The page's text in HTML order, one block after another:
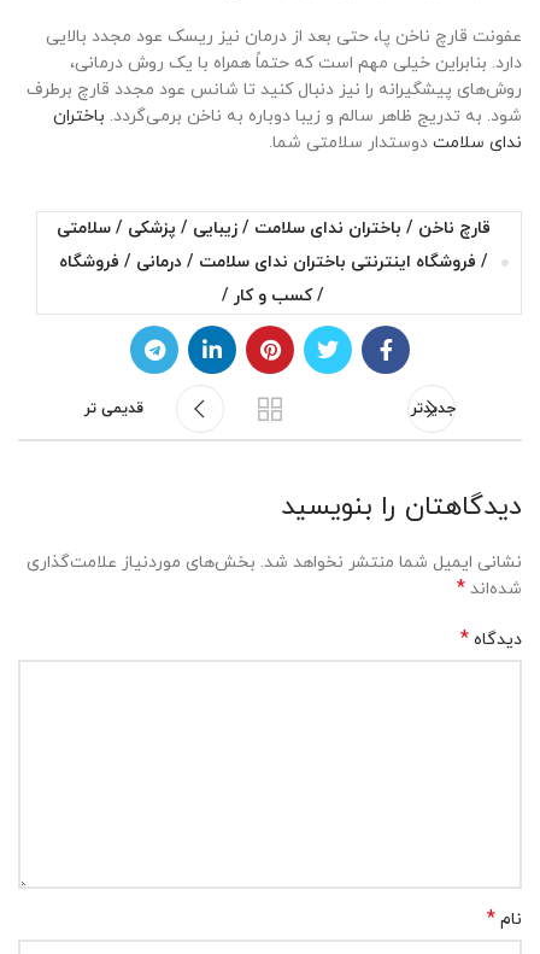
عفونت قارچ ناخن پا، حتی بعد از درمان نیز ریسک عود مجدد بالایی
دارد. بنابراین خیلی مهم‌ است که حتماً همراه با یک روش درمانی،
روش‌های پیشگیرانه را نیز دنبال کنید تا شانس عود مجدد قارچ برطرف
شود. به تدریج ظاهر سالم و زیبا دوباره به ناخن برمی‌گردد. باختران
ندای سلامت دوستدار سلامتی شما.
قارچ ناخن / باختران ندای سلامت / زیبایی / پزشکی / سلامتی
/ فروشگاه اینترنتی باختران ندای سلامت / درمانی / فروشگاه
/ کسب و کار /
جدیدتر قدیمی تر
دیدگاهتان را بنویسید
نشانی ایمیل شما منتشر نخواهد شد. بخش‌های موردنیاز علامت‌گذاری
شده‌اند *
دیدگاه *
نام *